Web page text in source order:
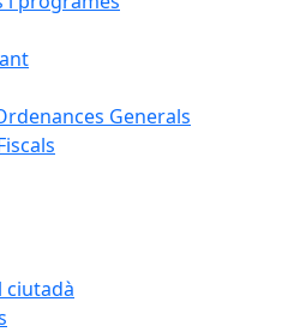
Generals
ciutadà